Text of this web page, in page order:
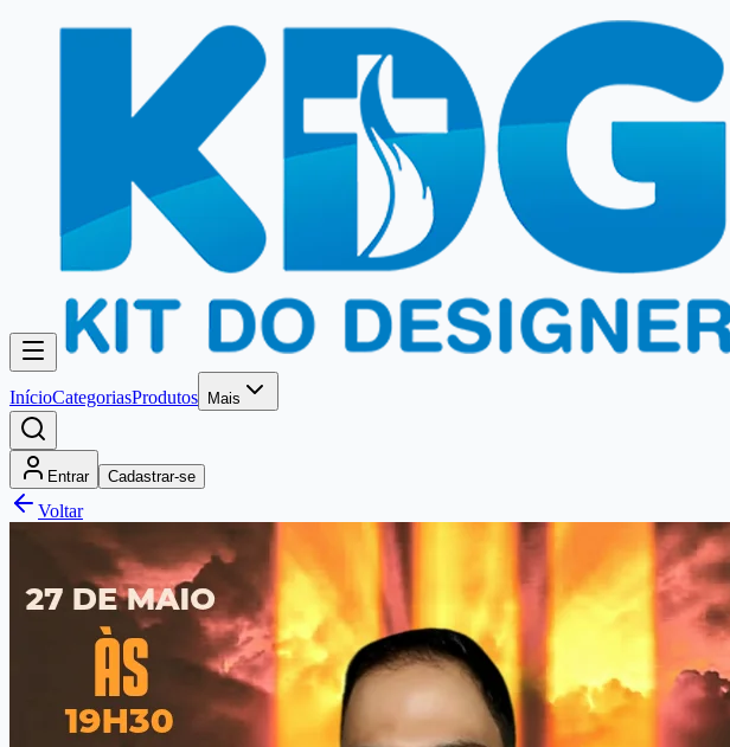
InícioCategoriasProdutos Mais
Entrar Cadastrar-se
Voltar